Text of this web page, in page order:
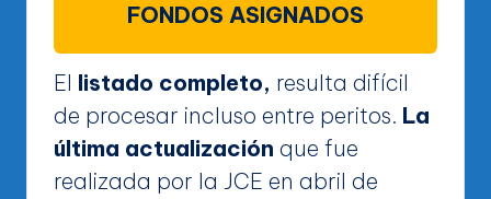
FONDOS ASIGNADOS
El listado completo, resulta difícil
de procesar incluso entre peritos. La
última actualización que fue
realizada por la JCE en abril de